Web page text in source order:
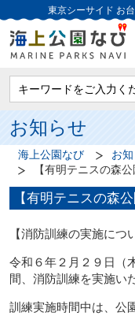
東京シーサイド お
お知らせ
海上公園なび お
【有明テニスの森
【有明テニスの森
【消防訓練の実施につ
令和６年２月２９日（
間、消防訓練を実施い
訓練実施時間中は、公